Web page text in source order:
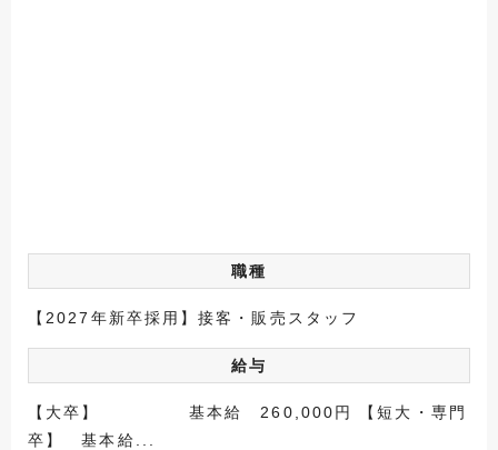
職種
【2027年新卒採用】接客・販売スタッフ
給与
【大卒】 基本給 260,000円 【短大・専門
卒】 基本給...